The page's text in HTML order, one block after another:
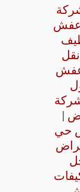
عفش
|
حي